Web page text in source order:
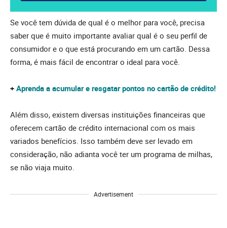
Se você tem dúvida de qual é o melhor para você, precisa
saber que é muito importante avaliar qual é o seu perfil de
consumidor e o que está procurando em um cartão. Dessa
forma, é mais fácil de encontrar o ideal para você.
+ Aprenda a acumular e resgatar pontos no cartão de crédito!
Além disso, existem diversas instituições financeiras que
oferecem cartão de crédito internacional com os mais
variados benefícios. Isso também deve ser levado em
consideração, não adianta você ter um programa de milhas,
se não viaja muito.
Advertisement